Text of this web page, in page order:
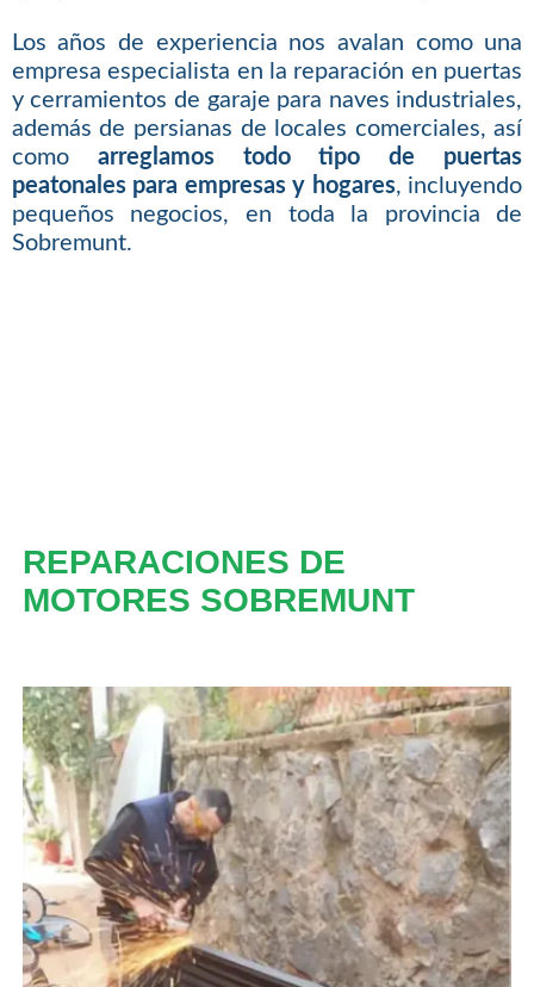
Los años de experiencia nos avalan como una
empresa especialista en la reparación en puertas
y cerramientos de garaje para naves industriales,
además de persianas de locales comerciales, así
como arreglamos todo tipo de puertas
peatonales para empresas y hogares, incluyendo
pequeños negocios, en toda la provincia de
Sobremunt.
REPARACIONES DE
MOTORES SOBREMUNT